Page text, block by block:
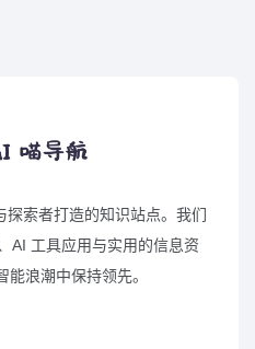
探索者打造的知识站点。我们
AI 工具应用与实用的信息资
浪潮中保持领先。